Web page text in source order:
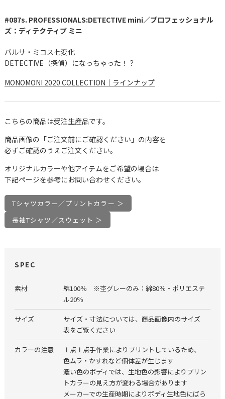
#087s. PROFESSIONALS:DETECTIVE mini／プロフェッショナル
ズ：ディテクティブ ミニ
バルサ・ミコス七変化
DETECTIVE（探偵）になっちゃった！？
MONOMONI 2020 COLLECTION｜ラインナップ
こちらの商品は受注生産品です。
商品画像の「ご注文前にご確認ください」の内容を
必ずご確認のうえご注文ください。
オリジナルカラーや他アイテムをご希望の場合は
下記ページを参考にお問い合わせください。
Tシャツカラー／プリントカラー ＞
長袖Tシャツ／スウェット ＞
SPEC
素材
綿100％ ※杢グレーのみ：綿80％・ポリエステ
ル20％
サイズ
サイズ・寸法については、商品画像内のサイズ
表をご覧ください
カラーの注意
１点１点手作業によりプリントしているため、
色ムラ・かすれなど個体差が生じます
濃い色のボディでは、生地色の影響によりプリン
トカラーの見え方が変わる場合があります
メーカーでの生産時期によりボディ生地色にばら